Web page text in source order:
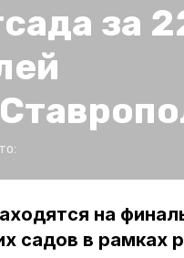
за
на
садов в рамках